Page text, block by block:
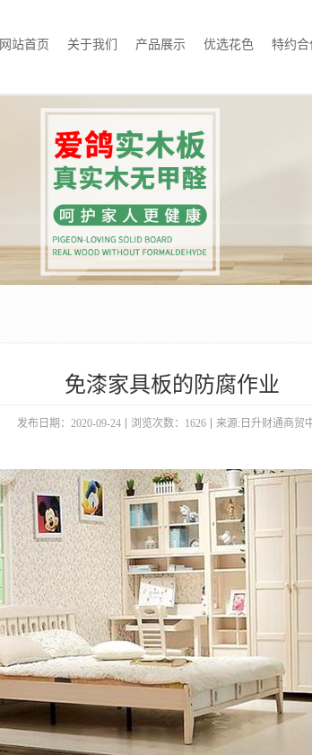
网站首页 关于我们 产品展示 优选花色 特约合
免漆家具板的防腐作业
发布日期：2020-09-24 浏览次数：1626 来源:日升财通商贸